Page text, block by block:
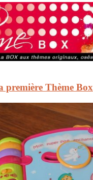
première Thème Box